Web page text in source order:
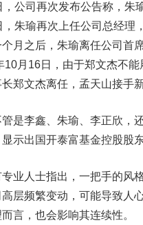
，公司再次发布公告称，朱
，朱瑜再次上任公司总经理
月之后，朱瑜离任公司首
10月16日，由于郑文杰不
郑文杰离任，孟天山接手
李鑫、朱瑜、李正欣，还
示出国开泰富基金控股股
人士指出，一把手的风格
层频繁变动，可能导致人
言，也会影响其连续性。